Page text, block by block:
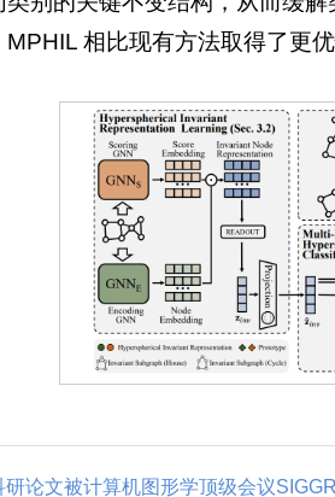
相比现有方法取得了更
论文被计算机图形学顶级会议